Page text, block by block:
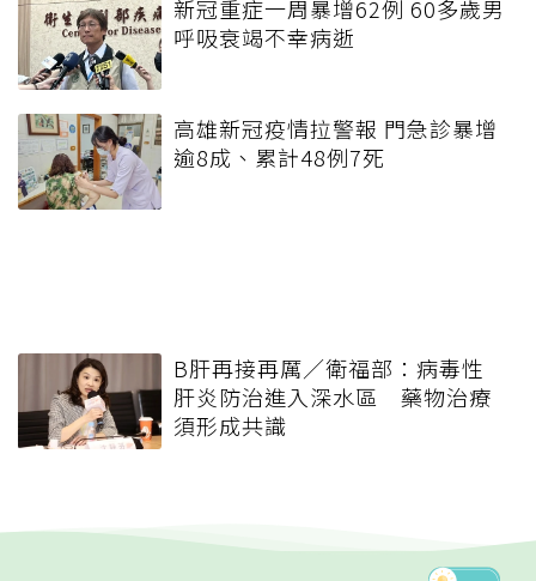
新冠重症一周暴增62例 60多歲男
呼吸衰竭不幸病逝
高雄新冠疫情拉警報 門急診暴增
逾8成、累計48例7死
B肝再接再厲／衛福部：病毒性
肝炎防治進入深水區 藥物治療
須形成共識